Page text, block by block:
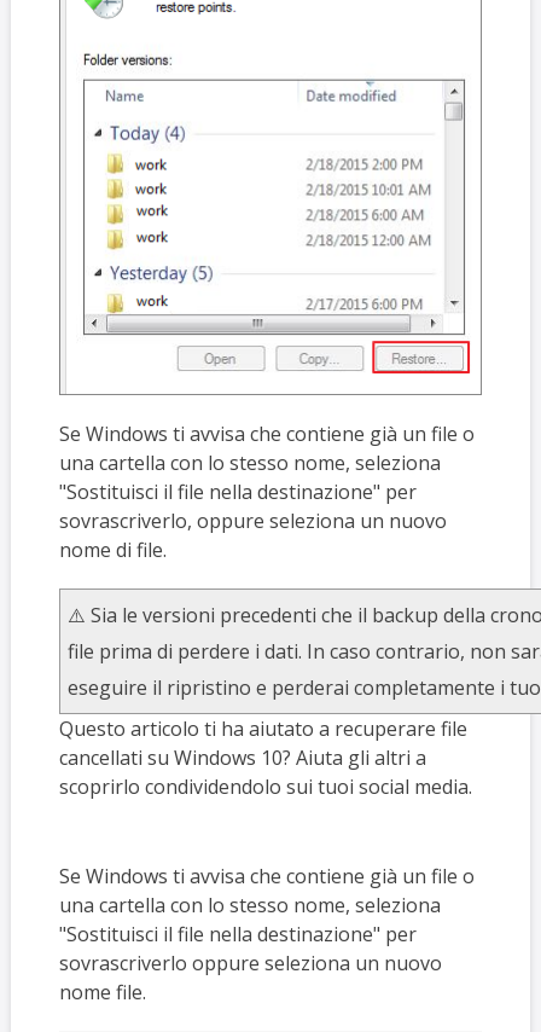
Se Windows ti avvisa che contiene già un file o
una cartella con lo stesso nome, seleziona
"Sostituisci il file nella destinazione" per
sovrascriverlo, oppure seleziona un nuovo
nome di file.
⚠️ Sia le versioni precedenti che il backup della
file prima di perdere i dati. In caso contrario, non
eseguire il ripristino e perderai completamente i
Questo articolo ti ha aiutato a recuperare file
cancellati su Windows 10? Aiuta gli altri a
scoprirlo condividendolo sui tuoi social media.
Se Windows ti avvisa che contiene già un file o
una cartella con lo stesso nome, seleziona
"Sostituisci il file nella destinazione" per
sovrascriverlo oppure seleziona un nuovo
nome file.